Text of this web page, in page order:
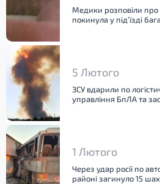
Медики розповіли
покинула у під’їзді
5 Лютого
ЗСУ вдарили по
управління БпЛА та
1 Лютого
Через удар росії по
районі загинуло 15